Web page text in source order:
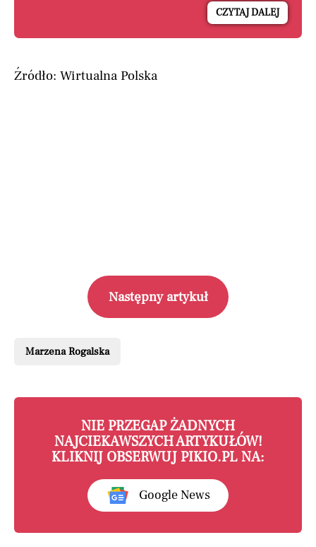
CZYTAJ DALEJ
Źródło: Wirtualna Polska
Następny artykuł
Marzena Rogalska
NIE PRZEGAP ŻADNYCH
NAJCIEKAWSZYCH ARTYKUŁÓW!
KLIKNIJ OBSERWUJ PIKIO.PL NA:
Google News